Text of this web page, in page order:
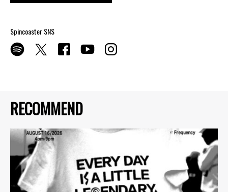
RECOMMEND
Spincoaster SNS